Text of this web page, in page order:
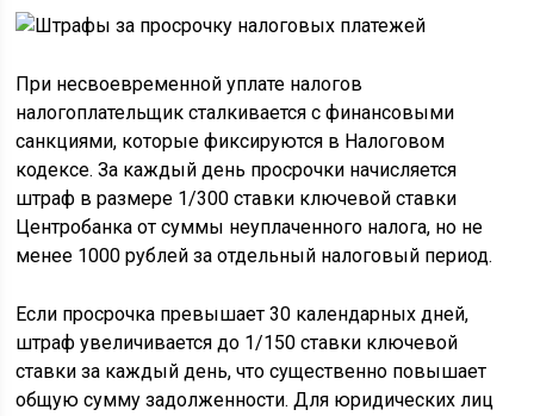
При несвоевременной уплате налогов
налогоплательщик сталкивается с финансовыми
санкциями, которые фиксируются в Налоговом
кодексе. За каждый день просрочки начисляется
штраф в размере 1/300 ставки ключевой ставки
Центробанка от суммы неуплаченного налога, но не
менее 1000 рублей за отдельный налоговый период.
Если просрочка превышает 30 календарных дней,
штраф увеличивается до 1/150 ставки ключевой
ставки за каждый день, что существенно повышает
общую сумму задолженности. Для юридических лиц